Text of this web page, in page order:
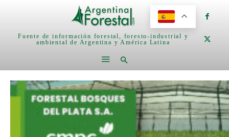
Fuente de información forestal, foresto-industrial y
ambiental de Argentina y América Latina